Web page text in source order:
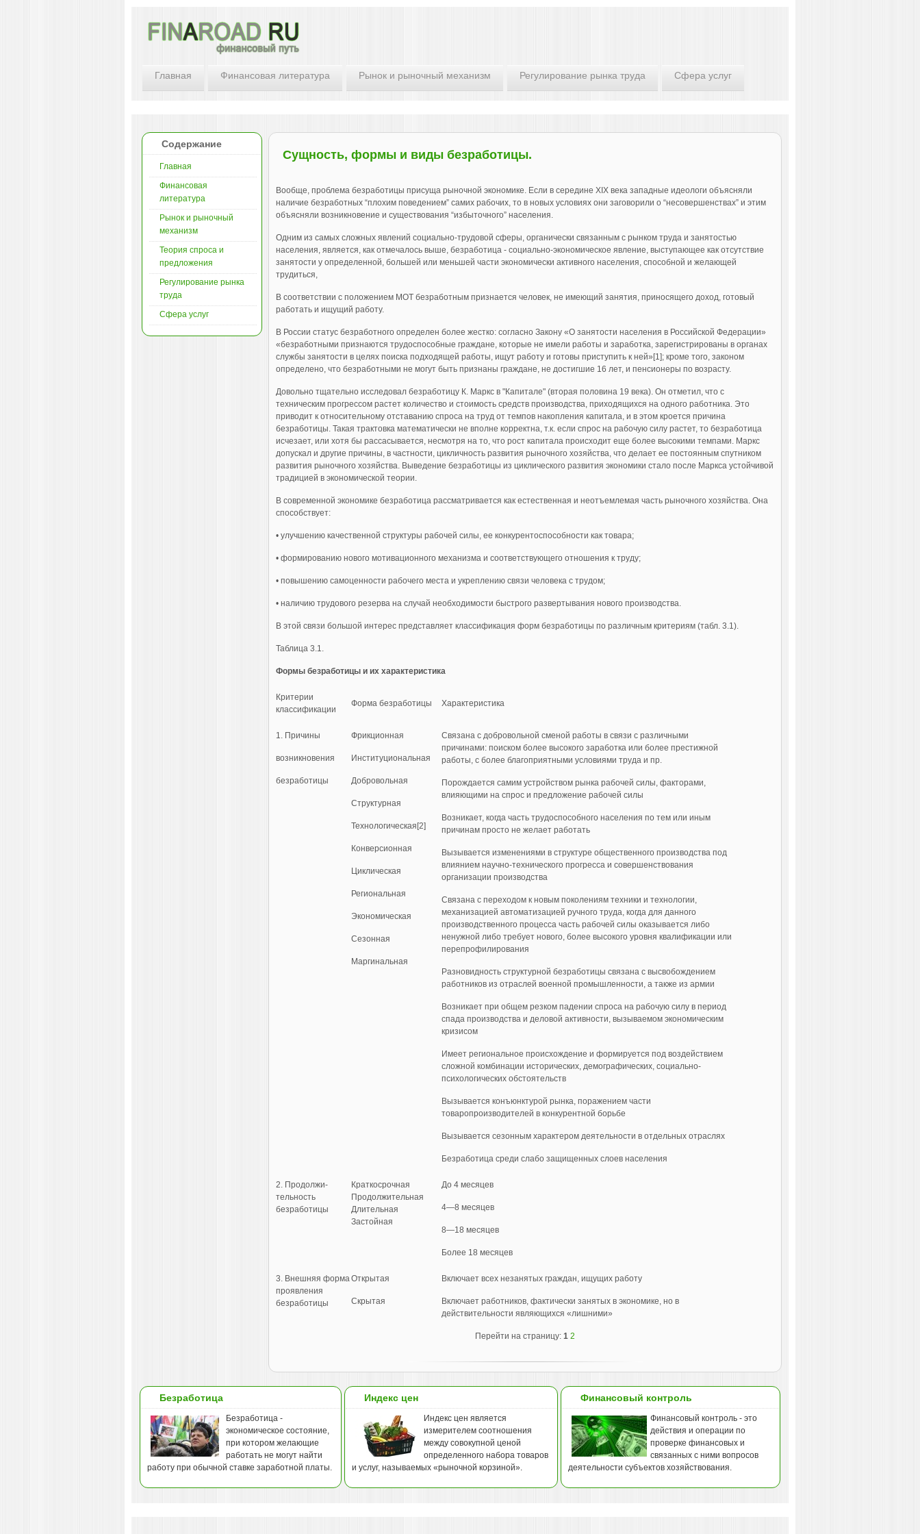
Главная Финансовая литература Рынок и рыночный механизм Регулирование рынка труда Сфера услуг
Сущность, формы и виды безработицы.
Вообще, проблема безработицы присуща рыночной экономике. Если в середине XIX века западные идеологи объясняли
наличие безработных “плохим поведением” самих рабочих, то в новых условиях они заговорили о “несовершенствах” и этим
объясняли возникновение и существования “избыточного” населения.
Одним из самых сложных явлений социально-трудовой сферы, органически связанным с рынком труда и занятостью
населения, является, как отмечалось выше, безработица - социально-экономи­ческое явление, выступающее как отсутствие
занятости у определен­ной, большей или меньшей части экономически активного населения, способной и желающей
трудиться,
В соответствии с положением МОТ безработным признается че­ловек, не имеющий занятия, приносящего доход, готовый
работать и ищущий работу.
В России статус безработного определен более жестко: согласно За­кону «О занятости населения в Российской Федерации»
«безработными признаются трудоспособные граждане, которые не имели работы и за­работка, зарегистрированы в органах
службы занятости в целях поис­ка подходящей работы, ищут работу и готовы приступить к ней»[1]; кроме того, законом
определено, что безработными не могут быть признаны граждане, не достигшие 16 лет, и пенсионеры по возрасту.
Довольно тщательно исследовал безработицу К. Маркс в "Капитале" (вторая половина 19 века). Он отметил, что с
техническим прогрессом растет количество и стоимость средств производства, приходящихся на одного работника. Это
приводит к относительному отставанию спроса на труд от темпов накопления капитала, и в этом кроется причина
безработицы. Такая трактовка математически не вполне корректна, т.к. если спрос на рабочую силу растет, то безработица
исчезает, или хотя бы рассасывается, несмотря на то, что рост капитала происходит еще более высокими темпами. Маркс
допускал и другие причины, в частности, цикличность развития рыночного хозяйства, что делает ее постоянным спутником
развития рыночного хозяйства. Выведение безработицы из циклического развития экономики стало после Маркса устойчивой
традицией в экономической теории.
В современной экономике безработица рассматривается как ес­тественная и неотъемлемая часть рыночного хозяйства. Она
способ­ствует:
• улучшению качественной структуры рабочей силы, ее конкурен­тоспособности как товара;
• формированию нового мотивационного механизма и соответ­ствующего отношения к труду;
• повышению самоценности рабочего места и укреплению связи человека с трудом;
• наличию трудового резерва на случай необходимости быстрого развертывания нового производства.
В этой связи большой интерес представляет классификация форм безработицы по различным критериям (табл. 3.1).
Таблица 3.1.
Формы безработицы и их характеристика
Критерии
классификации
Форма безработицы Характеристика
1. Причины
возникновения
безработицы
Фрикционная
Институциональная
Добровольная
Структурная
Технологичес­кая[2]
Конверсионная
Циклическая
Региональная
Экономическая
Сезонная
Маргинальная
Связана с добровольной сменой работы в связи с различными
причинами: поиском более высокого заработка или более пре­стижной
работы, с более благоприятными условиями труда и пр.
Порождается самим устройством рынка рабочей силы, факторами,
влияющими на спрос и предложение рабочей силы
Возникает, когда часть трудоспособного населения по тем или иным
причинам просто не желает работать
Вызывается изменениями в структуре общественного производства под
влиянием научно-технического прогресса и совер­шенствования
организации производства
Связана с переходом к новым поколениям техники и технологии,
механизацией автоматизацией ручного труда, когда для данного
производственного процесса часть рабочей силы оказывается либо
ненужной либо требует нового, более высокого уровня квалификации или
перепрофили­рования
Разновидность структурной безработицы связана с высвобождением
работников из отраслей военной промышленности, а также из армии
Возникает при общем резком падении спроса на рабочую силу в период
спада производства и деловой активности, вызы­ваемом экономическим
кризисом
Имеет региональное происхождение и формируется под воздействием
сложной комбинации исторических, демографичес­ких, социально-
психологических обстоя­тельств
Вызывается конъюнктурой рынка, пора­жением части
товаропроизводителей в конкурентной борьбе
Вызывается сезонным характером деятель­ности в отдельных отраслях
Безработица среди слабо защищенных слоев населения
2. Продолжи­
тельность
безработицы
Краткосрочная
Продолжитель­ная
Длительная
Застойная
До 4 месяцев
4—8 месяцев
8—18 месяцев
Более 18 месяцев
3. Внешняя форма
проявления
безработицы
Открытая
Скрытая
Включает всех незанятых граждан, ищущих работу
Включает работников, фактически занятых в экономике, но в
действительности явля­ющихся «лишними»
Перейти на страницу: 1 2
Содержание
Главная
Финансовая
литература
Рынок и рыночный
механизм
Теория спроса и
предложения
Регулирование рынка
труда
Сфера услуг
Безработица
Безработица -
экономическое состояние,
при котором желающие
работать не могут найти
работу при обычной ставке заработной платы.
Индекс цен
Индекс цен является
измерителем соотношения
между совокупной ценой
определенного набора товаров
и услуг, называемых «рыночной корзиной».
Финансовый контроль
Финансовый контроль - это
действия и операции по
проверке финансовых и
связанных с ними вопросов
деятельности субъектов хозяйствования.